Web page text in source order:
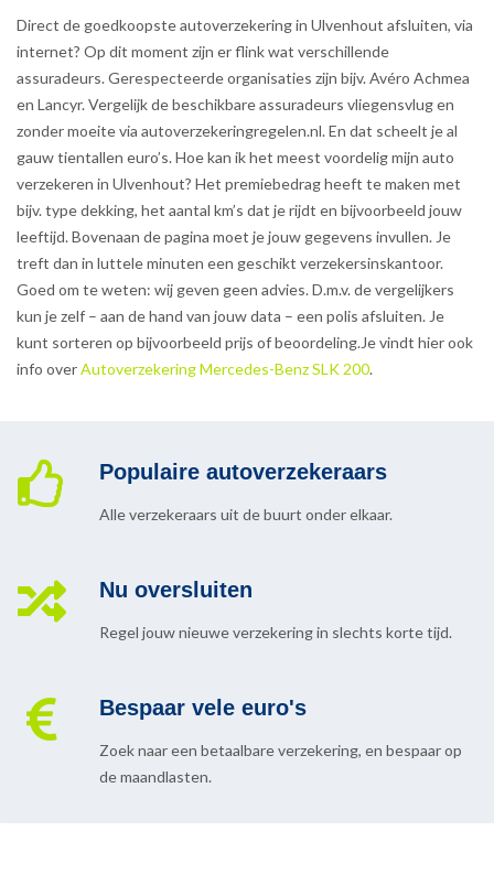
Direct de goedkoopste autoverzekering in Ulvenhout afsluiten, via
internet? Op dit moment zijn er flink wat verschillende
assuradeurs. Gerespecteerde organisaties zijn bijv. Avéro Achmea
en Lancyr. Vergelijk de beschikbare assuradeurs vliegensvlug en
zonder moeite via autoverzekeringregelen.nl. En dat scheelt je al
gauw tientallen euro’s. Hoe kan ik het meest voordelig mijn auto
verzekeren in Ulvenhout? Het premiebedrag heeft te maken met
bijv. type dekking, het aantal km’s dat je rijdt en bijvoorbeeld jouw
leeftijd. Bovenaan de pagina moet je jouw gegevens invullen. Je
treft dan in luttele minuten een geschikt verzekersinskantoor.
Goed om te weten: wij geven geen advies. D.m.v. de vergelijkers
kun je zelf – aan de hand van jouw data – een polis afsluiten. Je
kunt sorteren op bijvoorbeeld prijs of beoordeling.Je vindt hier ook
info overAutoverzekering Mercedes-Benz SLK 200.
Populaire autoverzekeraars
Alle verzekeraars uit de buurt onder elkaar.
Nu oversluiten
Regel jouw nieuwe verzekering in slechts korte tijd.
Bespaar vele euro's
Zoek naar een betaalbare verzekering, en bespaar op
de maandlasten.